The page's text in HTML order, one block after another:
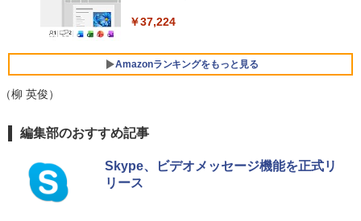
Core i5/16GB/SSD 512GB/ホワイト) FM
VWK3E15W_AZ
￥37,224
Amazonランキングをもっと見る
生成AIパスポート公式テキスト 第４版
￥1,766
Amazon Kindle Paperwhite (16GB) 7イ
週間持続バッテリー、広告なし、ブラッ
ク
（柳 英俊）
編集部のおすすめ記事
Skype、ビデオメッセージ機能を正式リ
リース